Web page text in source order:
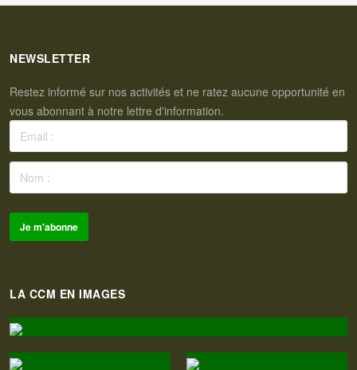
NEWSLETTER
Restez informé sur nos activités et ne ratez aucune opportunité en
vous abonnant à notre lettre d'information.
LA CCM EN IMAGES